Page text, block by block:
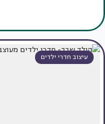
עיצוב חדרי ילדים